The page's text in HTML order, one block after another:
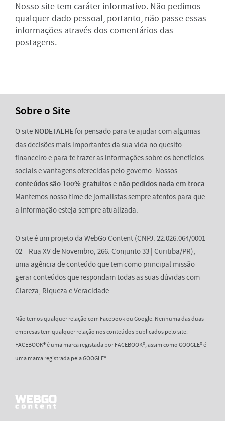
Nosso site tem caráter informativo. Não pedimos
qualquer dado pessoal, portanto, não passe essas
informações através dos comentários das
postagens.
Sobre o Site
O site NODETALHEfoi pensado para te ajudar com algumas
das decisões mais importantes da sua vida no quesito
financeiro e para te trazer as informações sobre os benefícios
sociais e vantagens oferecidas pelo governo. Nossos
conteúdos são 100% gratuitose não pedidos nada em troca.
Mantemos nosso time de jornalistas sempre atentos para que
a informação esteja sempre atualizada.
O site é um projeto da WebGo Content (CNPJ: 22.026.064/0001-
02 – Rua XV de Novembro, 266. Conjunto 33 | Curitiba/PR),
uma agência de conteúdo que tem como principal missão
gerar conteúdos que respondam todas as suas dúvidas com
Clareza, Riqueza e Veracidade.
Não temos qualquer relação com Facebook ou Google. Nenhuma das duas
empresas tem qualquer relação nos conteúdos publicados pelo site.
FACEBOOK® é uma marca registada por FACEBOOK®, assim como GOOGLE® é
uma marca registrada pela GOOGLE®